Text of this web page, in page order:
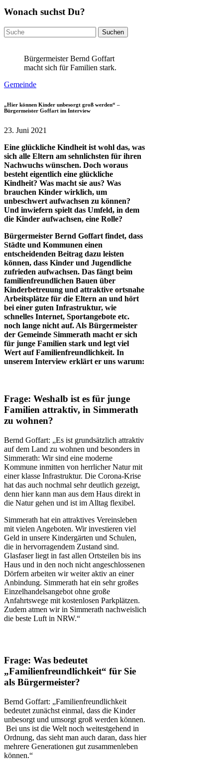
Wonach suchst Du?
Suchen
nach:
Bürgermeister Bernd Goffart
macht sich für Familien stark.
Gemeinde
„Hier können Kinder unbesorgt groß werden“ –
Bürgermeister Goffart im Interview
23. Juni 2021
Eine glückliche Kindheit ist wohl das, was
sich alle Eltern am sehnlichsten für ihren
Nachwuchs wünschen. Doch woraus
besteht eigentlich eine glückliche
Kindheit? Was macht sie aus? Was
brauchen Kinder wirklich, um
unbeschwert aufwachsen zu können?
Und inwiefern spielt das Umfeld, in dem
die Kinder aufwachsen, eine Rolle?
Bürgermeister Bernd Goffart findet, dass
Städte und Kommunen einen
entscheidenden Beitrag dazu leisten
können, dass Kinder und Jugendliche
zufrieden aufwachsen. Das fängt beim
familienfreundlichen Bauen über
Kinderbetreuung und attraktive ortsnahe
Arbeitsplätze für die Eltern an und hört
bei einer guten Infrastruktur, wie
schnelles Internet, Sportangebote etc.
noch lange nicht auf. Als Bürgermeister
der Gemeinde Simmerath macht er sich
für junge Familien stark und legt viel
Wert auf Familienfreundlichkeit. In
unserem Interview erklärt er uns warum:
Frage: Weshalb ist es für junge
Familien attraktiv, in Simmerath
zu wohnen?
Bernd Goffart: „Es ist grundsätzlich attraktiv
auf dem Land zu wohnen und besonders in
Simmerath: Wir sind eine moderne
Kommune inmitten von herrlicher Natur mit
einer klasse Infrastruktur. Die Corona-Krise
hat das auch nochmal sehr deutlich gezeigt,
denn hier kann man aus dem Haus direkt in
die Natur gehen und ist im Alltag flexibel.
Simmerath hat ein attraktives Vereinsleben
mit vielen Angeboten. Wir investieren viel
Geld in unsere Kindergärten und Schulen,
die in hervorragendem Zustand sind.
Glasfaser liegt in fast allen Ortsteilen bis ins
Haus und in den noch nicht angeschlossenen
Dörfern arbeiten wir weiter aktiv an einer
Anbindung. Simmerath hat ein sehr großes
Einzelhandelsangebot ohne große
Anfahrtswege mit kostenlosen Parkplätzen.
Zudem atmen wir in Simmerath nachweislich
die beste Luft in NRW.“
Frage: Was bedeutet
„Familienfreundlichkeit“ für Sie
als Bürgermeister?
Bernd Goffart: „Familienfreundlichkeit
bedeutet zunächst einmal, dass die Kinder
unbesorgt und umsorgt groß werden können.
Bei uns ist die Welt noch weitestgehend in
Ordnung, das sieht man auch daran, dass hier
mehrere Generationen gut zusammenleben
können.“